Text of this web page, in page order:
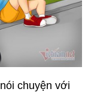
chuyện với